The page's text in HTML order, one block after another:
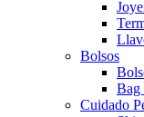
Bolsos
Bag
Cuidado